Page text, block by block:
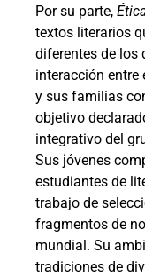
Por su parte,
textos literarios
diferentes de los
interacción entre
y sus familias
objetivo
integrativo del
Sus jóvenes
estudiantes de
trabajo de
fragmentos de
mundial. Su
tradiciones de